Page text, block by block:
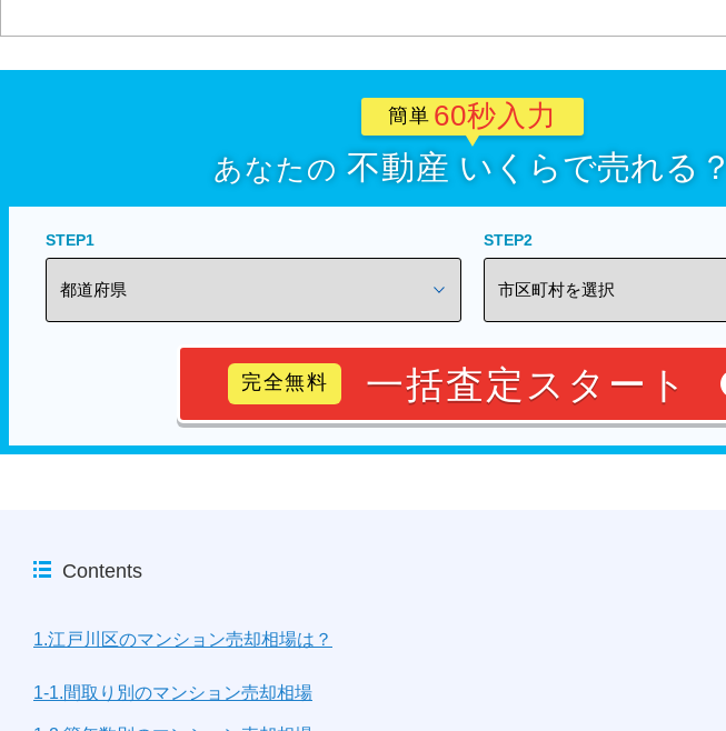
簡単 60秒入力
あなたの 不動産 いくらで売れる？
STEP1 STEP2
完全無料 一括査定スタート
Contents
1.江戸川区のマンション売却相場は？
1-1.間取り別のマンション売却相場